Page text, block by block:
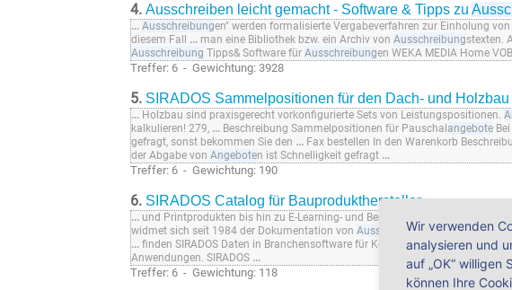
4. Ausschreiben leicht gemacht - Software & Tipps zu
... Ausschreibungen" werden formalisierte Vergabeverfahren zur Einholung von
diesem Fall ... man eine Bibliothek bzw. ein Archiv von Ausschreibungstexten.
Ausschreibung Tipps& Software für Ausschreibungen WEKA MEDIA Home VOB
Treffer: 6 - Gewichtung: 3928
5. SIRADOS Sammelpositionen für den Dach- und Holzbau
... Holzbau sind praxisgerecht vorkonfigurierte Sets von Leistungspositionen.
kalkulieren! 279, ... Beschreibung Sammelpositionen für Pauschal angebote
gefragt, sonst bekommen Sie den ... Fax bestellen In den Warenkorb
der Abgabe von Angeboten ist Schnelligkeit gefragt ...
Treffer: 6 - Gewichtung: 190
6. SIRADOS Catalog für Bauprodukthersteller
... und Printprodukten bis hin zu E-Learning- und Beratungs n,
widmet sich seit 1984 der Dokumentation von Ausschreibung stexten und
... finden SIRADOS Daten in Branchensoftware für Kostenplanung,
Anwendungen. SIRADOS ...
Treffer: 6 - Gewichtung: 118
Wir verwenden
analysieren und
auf „OK“ willigen
können Ihre